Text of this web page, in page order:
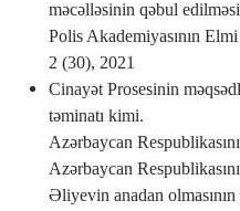
məcəlləsinin qəbul
Polis Akademiyasının
2 (30), 2021
Cinayət Prosesinin
təminatı kimi.
Azərbaycan
Azərbaycan
Əliyevin anadan